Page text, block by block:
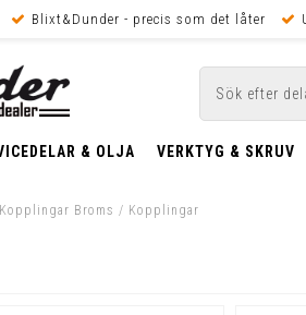
Blixt&Dunder - precis som det låter
& OLJA VERKTYG & SKRUV
Kopplingar Broms / Kopplingar